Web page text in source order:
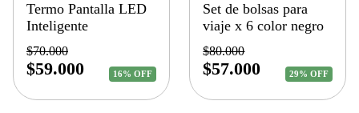
Termo Pantalla LED
Inteligente
$70.000
$59.000 16% OFF
Set de bolsas para
viaje x 6 color negro
$80.000
$57.000 29% OFF